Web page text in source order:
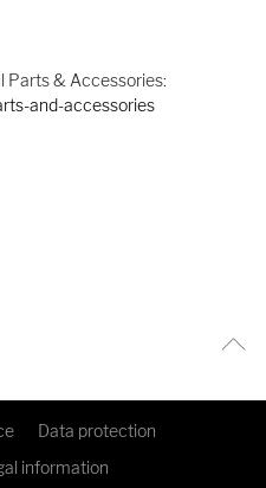
Parts & Accessories:
and-accessories
Data protection
information